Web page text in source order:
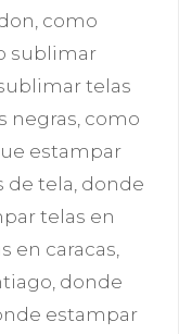
, como
sublimar
telas
negras, como
estampar
de tela, donde
telas en
en caracas,
, donde
estampar